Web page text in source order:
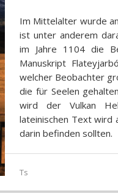
Im Mittelalter wurde
ist unter anderem
im Jahre 1104 die
Manuskript
welcher Beobachter
die für Seelen
wird der Vulkan
lateinischen Text wird
darin befinden sollten.
Ts